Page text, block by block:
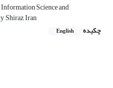
Science and
Shiraz, Iran
چکیده
English